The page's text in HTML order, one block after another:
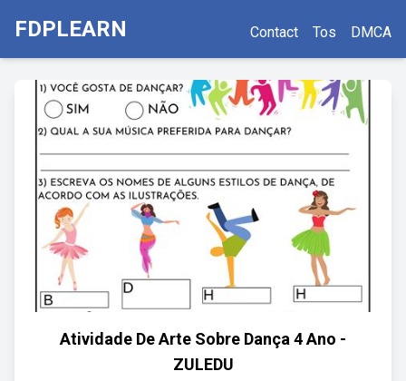
FDPLEARN Contact Tos DMCA
Atividade De Arte Sobre Dança 4 Ano -
ZULEDU